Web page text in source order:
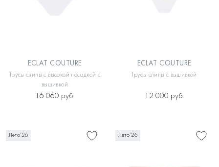
ECLAT COUTURE
Трусы слипы с высокой посадкой с
вышивкой
16 060 руб.
ECLAT COUTURE
Трусы слипы с вышивкой
12 000 руб.
Лето’26 Лето’26